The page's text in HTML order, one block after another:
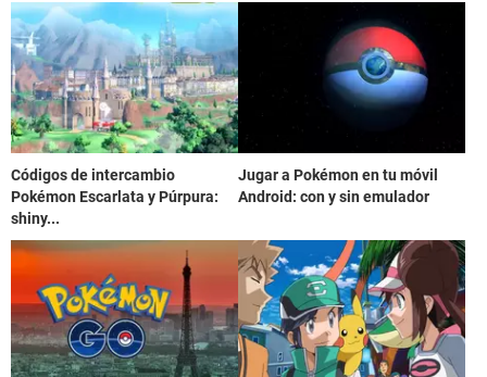
Códigos de intercambio
Pokémon Escarlata y Púrpura:
shiny...
Jugar a Pokémon en tu móvil
Android: con y sin emulador